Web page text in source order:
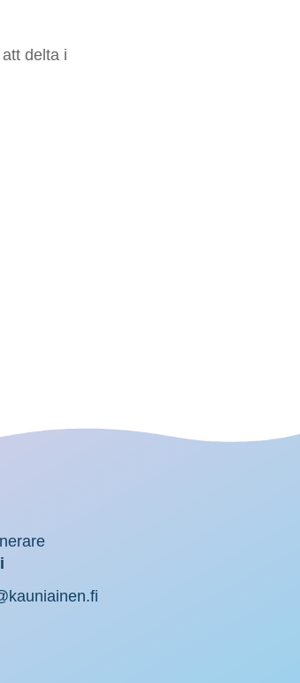
delta i